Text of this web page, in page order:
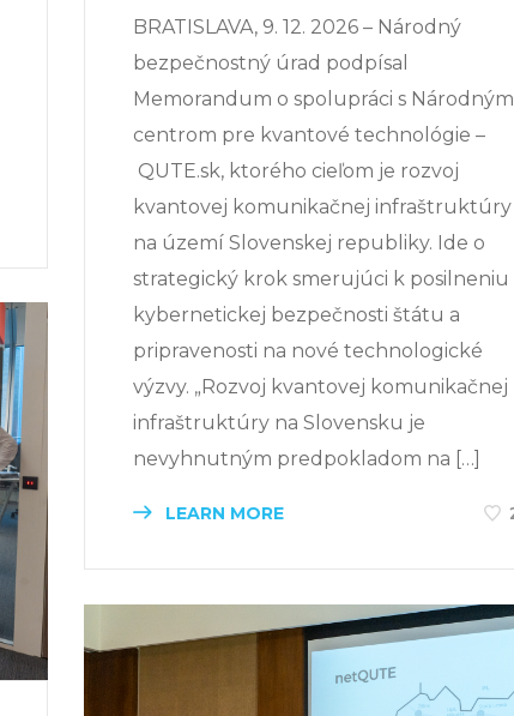
BRATISLAVA, 9. 12. 2026 – Národný
bezpečnostný úrad podpísal
Memorandum o spolupráci s Národným
centrom pre kvantové technológie –
QUTE.sk, ktorého cieľom je rozvoj
kvantovej komunikačnej infraštruktúry
na území Slovenskej republiky. Ide o
strategický krok smerujúci k posilneniu
kybernetickej bezpečnosti štátu a
pripravenosti na nové technologické
výzvy. „Rozvoj kvantovej komunikačnej
infraštruktúry na Slovensku je
nevyhnutným predpokladom na […]
LEARN MORE